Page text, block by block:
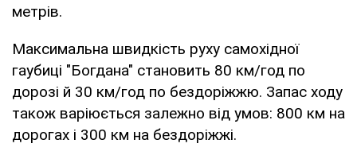
метрів.
Максимальна швидкість руху самохідної
гаубиці "Богдана" становить 80 км/год по
дорозі й 30 км/год по бездоріжжю. Запас ходу
також варіюється залежно від умов: 800 км на
дорогах і 300 км на бездоріжжі.